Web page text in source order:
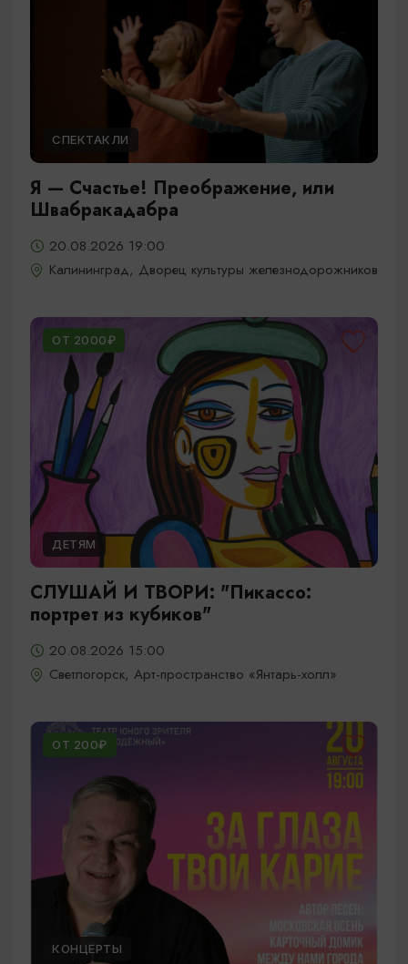
СПЕКТАКЛИ
Я — Счастье! Преображение, или
Швабракадабра
20.08.2026 19:00
Калининград, Дворец культуры железнодорожников
ОТ 2000₽
ДЕТЯМ
СЛУШАЙ И ТВОРИ: "Пикассо:
портрет из кубиков"
20.08.2026 15:00
Светлогорск, Арт-пространство «Янтарь-холл»
ОТ 200₽
КОНЦЕРТЫ